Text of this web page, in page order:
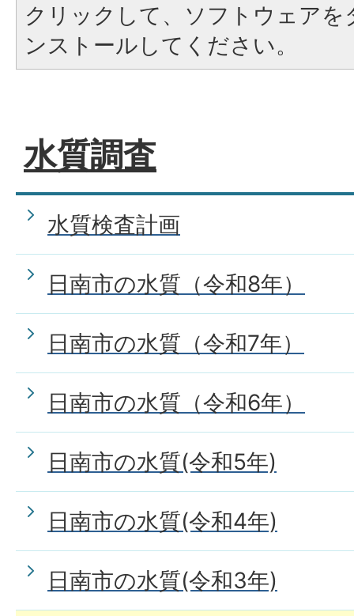
クリックして、ソフトウェア
ンストールしてください。
水質調査
水質検査計画
日南市の水質（令和8年）
日南市の水質（令和7年）
日南市の水質（令和6年）
日南市の水質(令和5年)
日南市の水質(令和4年)
日南市の水質(令和3年)